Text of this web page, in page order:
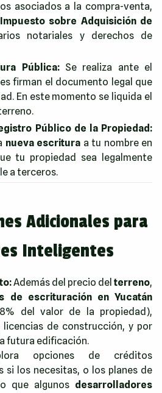
asociados a la compra-venta,
sobre Adquisición de
notariales y derechos de
Pública:Se realiza ante el
firman el documento legal que
En este momento se liquida el
Público de la Propiedad:
nueva escritura a tu nombre en
tu propiedad sea legalmente
a terceros.
Adicionales para
Inteligentes
Además del precio del terreno,
de escrituración en Yucatán
8% del valor de la propiedad),
de construcción, y por
futura edificación.
opciones de créditos
si los necesitas, o los planes de
que algunos desarrolladores